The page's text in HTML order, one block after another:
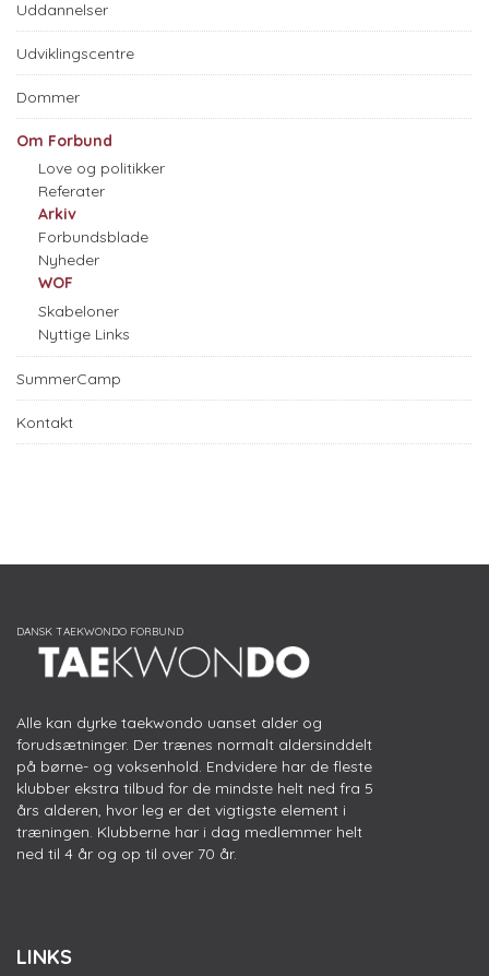
Uddannelser
Udviklingscentre
Dommer
Om Forbund
Love og politikker
Referater
Arkiv
Forbundsblade
Nyheder
WOF
Skabeloner
Nyttige Links
SummerCamp
Kontakt
Alle kan dyrke taekwondo uanset alder og
forudsætninger. Der trænes normalt aldersinddelt
på børne- og voksenhold. Endvidere har de fleste
klubber ekstra tilbud for de mindste helt ned fra 5
års alderen, hvor leg er det vigtigste element i
træningen. Klubberne har i dag medlemmer helt
ned til 4 år og op til over 70 år.
LINKS